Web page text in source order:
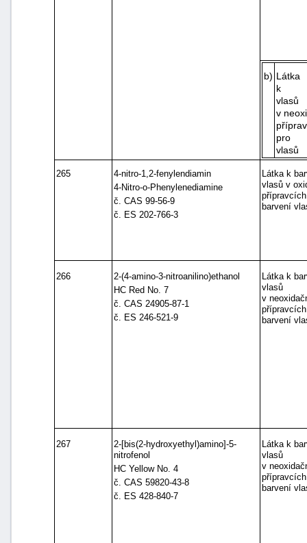
b) Látka
k
vlasů
v
pro
vlasů
265
4-nitro-1,2-fenylendiamin
4-Nitro-o-Phenylenediamine
č. CAS 99-56-9
č. ES 202-766-3
Látka k
vlasů v
barvení
266
2-(4-amino-3-nitroanilino)ethanol
HC Red No. 7
č. CAS 24905-87-1
č. ES 246-521-9
Látka k
vlasů
v
barvení
267
2-[bis(2-hydroxyethyl)amino]-5-
nitrofenol
HC Yellow No. 4
č. CAS 59820-43-8
č. ES 428-840-7
Látka k
vlasů
v
barvení